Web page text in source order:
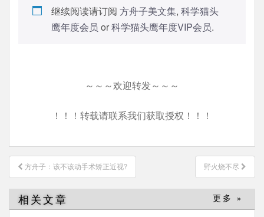
继续阅读请订阅 方舟子美文集, 科学猫头
鹰年度会员 or科学猫头鹰年度VIP会员.
～～～欢迎转发～～～
！！！转载请联系我们获取授权！！！
文
章
导
航
方舟子：该不该动手术矫正近视? 野火烧不尽
相关文章 更多 »